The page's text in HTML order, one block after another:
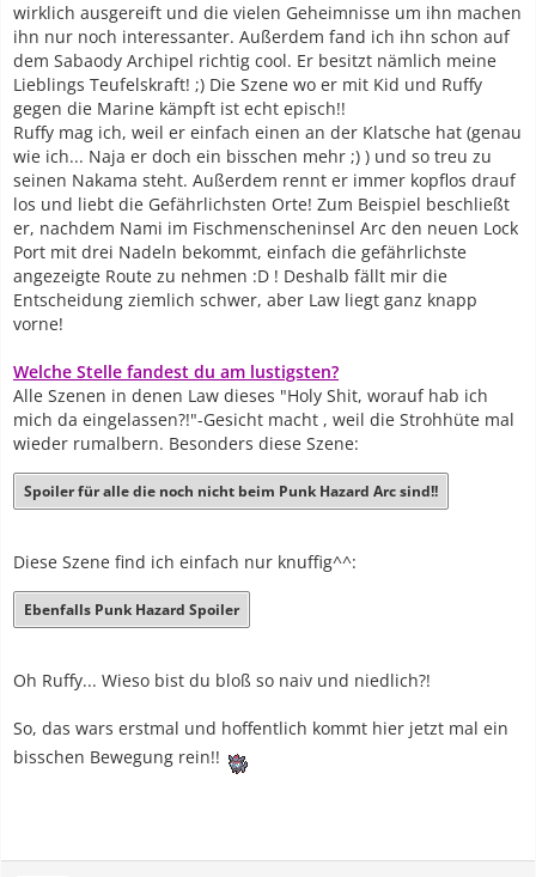
wirklich ausgereift und die vielen Geheimnisse um ihn machen
ihn nur noch interessanter. Außerdem fand ich ihn schon auf
dem Sabaody Archipel richtig cool. Er besitzt nämlich meine
Lieblings Teufelskraft! ;) Die Szene wo er mit Kid und Ruffy
gegen die Marine kämpft ist echt episch!!
Ruffy mag ich, weil er einfach einen an der Klatsche hat (genau
wie ich... Naja er doch ein bisschen mehr ;) ) und so treu zu
seinen Nakama steht. Außerdem rennt er immer kopflos drauf
los und liebt die Gefährlichsten Orte! Zum Beispiel beschließt
er, nachdem Nami im Fischmenscheninsel Arc den neuen Lock
Port mit drei Nadeln bekommt, einfach die gefährlichste
angezeigte Route zu nehmen :D ! Deshalb fällt mir die
Entscheidung ziemlich schwer, aber Law liegt ganz knapp
vorne!
Welche Stelle fandest du am lustigsten?
Alle Szenen in denen Law dieses "Holy Shit, worauf hab ich
mich da eingelassen?!"-Gesicht macht , weil die Strohhüte mal
wieder rumalbern. Besonders diese Szene:
Spoiler für alle die noch nicht beim Punk Hazard Arc sind!!
Diese Szene find ich einfach nur knuffig^^:
Ebenfalls Punk Hazard Spoiler
Oh Ruffy... Wieso bist du bloß so naiv und niedlich?!
So, das wars erstmal und hoffentlich kommt hier jetzt mal ein
bisschen Bewegung rein!!